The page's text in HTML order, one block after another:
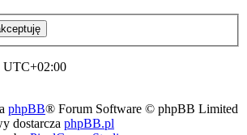
UTC+02:00
phpBB® Forum Software © phpBB Limited
dostarcza phpBB.pl